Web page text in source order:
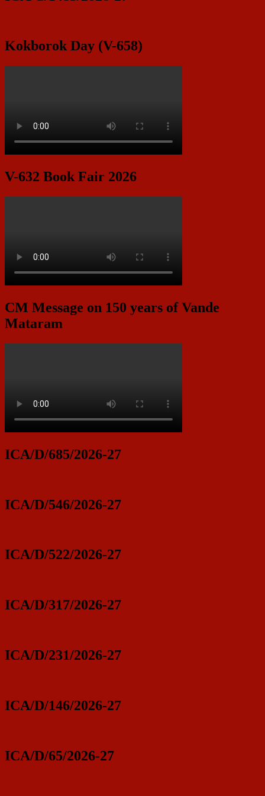
Kokborok Day (V-658)
V-632 Book Fair 2026
CM Message on 150 years of Vande
Mataram
ICA/D/685/2026-27
ICA/D/546/2026-27
ICA/D/522/2026-27
ICA/D/317/2026-27
ICA/D/231/2026-27
ICA/D/146/2026-27
ICA/D/65/2026-27